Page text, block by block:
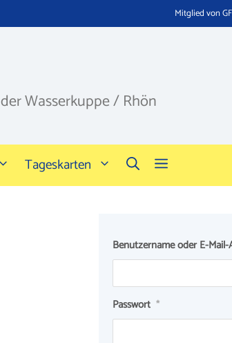
Mitglied von
Wasserkuppe / Rhön
Tageskarten
Benutzername oder E-Mail-
Passwort *